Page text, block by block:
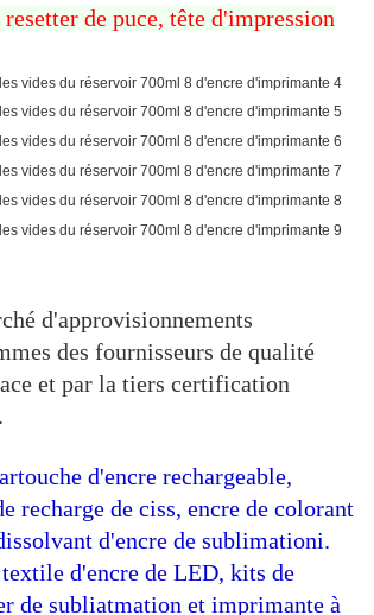
de puce, tête d'impression
d'approvisionnements
des fournisseurs de qualité
et par la tiers certification
.
d'encre rechargeable,
recharge de ciss, encre de colorant
d'encre de sublimationi.
d'encre de LED, kits de
de subliatmation et imprimante à